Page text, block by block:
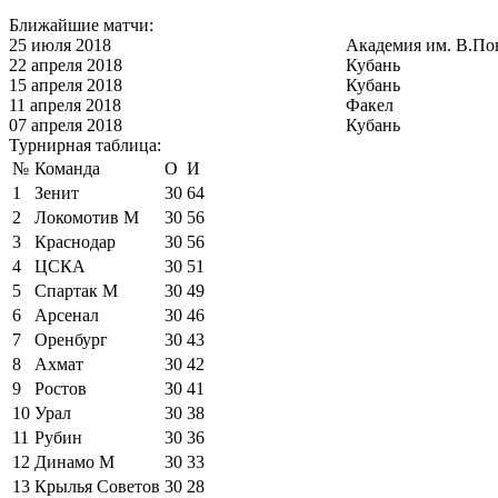
Ближайшие матчи:
25 июля 2018
Академия им.
22 апреля 2018
Кубань
15 апреля 2018
Кубань
11 апреля 2018
Факел
07 апреля 2018
Кубань
Турнирная таблица:
№ Команда О И
1
Зенит 30 64
2
Локомотив М 30 56
3
Краснодар 30 56
4
ЦСКА 30 51
5
Спартак М 30 49
6
Арсенал 30 46
7
Оренбург 30 43
8
Ахмат 30 42
9
Ростов 30 41
10 Урал 30 38
11 Рубин 30 36
12 Динамо М 30 33
13 Крылья Советов 30 28